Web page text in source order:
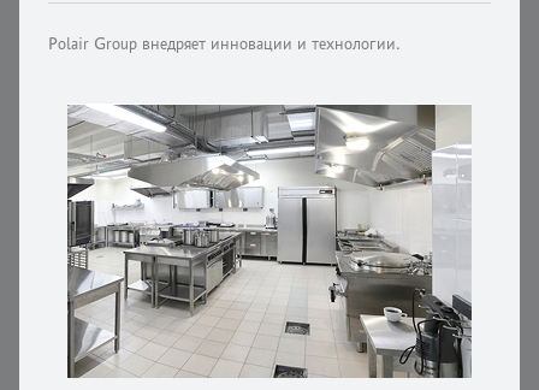
Polair Group внедряет инновации и технологии.